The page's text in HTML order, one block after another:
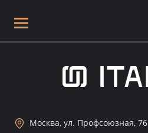
Москва, ул. Профсоюзная, 76